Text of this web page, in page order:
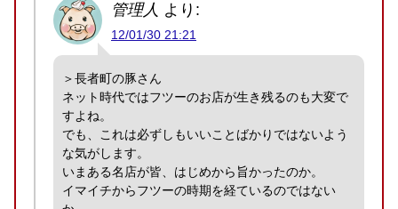
管理人 より:
12/01/30 21:21
＞長者町の豚さん
ネット時代ではフツーのお店が生き残るのも大変で
すよね。
でも、これは必ずしもいいことばかりではないよう
な気がします。
いまある名店が皆、はじめから旨かったのか。
イマイチからフツーの時期を経ているのではない